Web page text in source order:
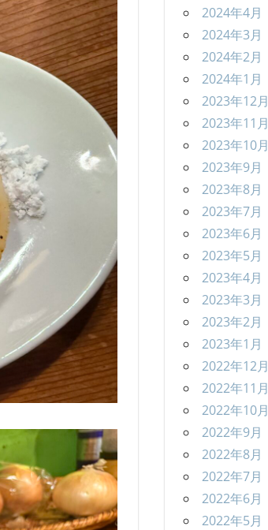
2024年4月
2024年3月
2024年2月
2024年1月
2023年12月
2023年11月
2023年10月
2023年9月
2023年8月
2023年7月
2023年6月
2023年5月
2023年4月
2023年3月
2023年2月
2023年1月
2022年12月
2022年11月
2022年10月
2022年9月
2022年8月
2022年7月
2022年6月
2022年5月